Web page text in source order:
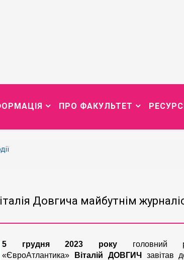
ПРО ФАКУЛЬТЕТ
Довгича майбутнім
5 грудня 2023 року головний
«ЄвроАтлантика»
Віталій ДОВГИЧ
завітав